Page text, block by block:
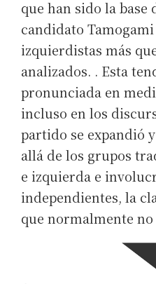
que han sido la base
candidato
izquierdistas más
analizados. . Esta
pronunciada en
incluso en los
partido se expandió
allá de los grupos
e izquierda e
independientes, la
que normalmente no